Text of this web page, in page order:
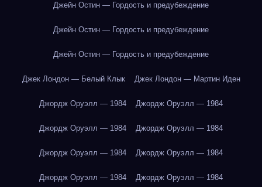
Джейн Остин — Гордость и предубеждение
Джейн Остин — Гордость и предубеждение
Джейн Остин — Гордость и предубеждение
Джек Лондон — Белый Клык Джек Лондон — Мартин Иден
Джордж Оруэлл — 1984 Джордж Оруэлл — 1984
Джордж Оруэлл — 1984 Джордж Оруэлл — 1984
Джордж Оруэлл — 1984 Джордж Оруэлл — 1984
Джордж Оруэлл — 1984 Джордж Оруэлл — 1984